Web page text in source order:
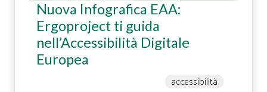
Nuova Infografica EAA:
Ergoproject ti guida
nell’Accessibilità Digitale
Europea
accessibilità